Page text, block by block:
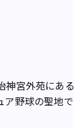
神宮外苑にあ
ア野球の聖地